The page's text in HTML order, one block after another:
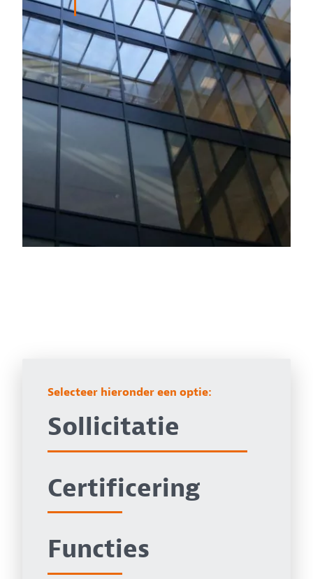
Selecteer hieronder een optie:
Sollicitatie
Certificering
Functies